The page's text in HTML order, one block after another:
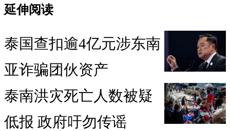
延伸阅读
泰国查扣逾4亿元涉东南
亚诈骗团伙资产
泰南洪灾死亡人数被疑
低报 政府吁勿传谣